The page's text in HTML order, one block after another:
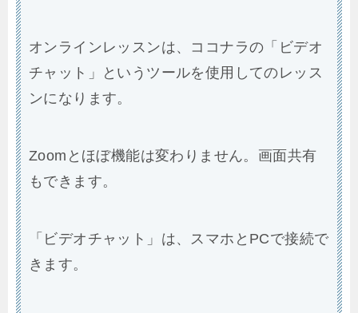
オンラインレッスンは、ココナラの「ビデオ
チャット」というツールを使用してのレッス
ンになります。
Zoomとほぼ機能は変わりません。画面共有
もできます。
「ビデオチャット」は、スマホとPCで接続で
きます。